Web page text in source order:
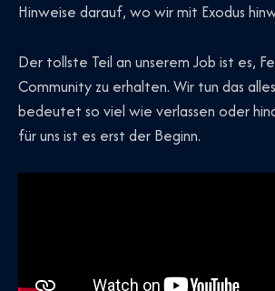
Hinweise darauf, wo wir mit Exodus
Der tollste Teil an unserem Job ist es,
Community zu erhalten. Wir tun das
bedeutet so viel wie verlassen oder
für uns ist es erst der Beginn.